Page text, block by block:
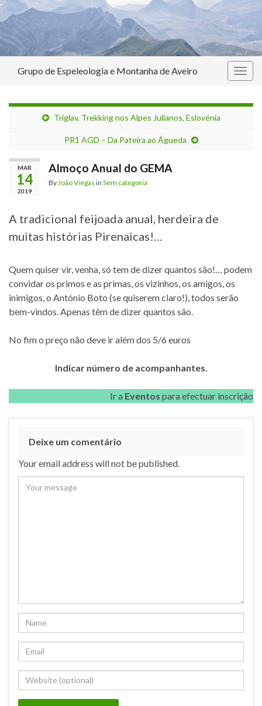
Grupo de Espeleologia e Montanha de Aveiro
Triglav, Trekking nos Alpes Julianos, Eslovénia
PR1 AGD – Da Pateira ao Águeda
MAR
14
2019
Almoço Anual do GEMA
By João Viegas in Sem categoria
A tradicional feijoada anual, herdeira de
muitas histórias Pirenaicas!…
Quem quiser vir, venha, só tem de dizer quantos são!… podem
convidar os primos e as primas, os vizinhos, os amigos, os
inimigos, o António Boto (se quiserem claro!), todos serão
bem-vindos. Apenas têm de dizer quantos são.
No fim o preço não deve ir além dos 5/6 euros
Indicar número de acompanhantes.
Ir a Eventos para efectuar inscrição
Deixe um comentário
Your email address will not be published.